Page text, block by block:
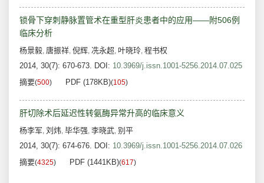
锁骨下穿刺静脉置管术在重型肝炎患者中的应用——附506例
临床分析
杨景毅, 唐振祥, 倪辉, 冼永超, 叶晓玲, 程书权
2014, 30(7): 670-673. DOI: 10.3969/j.issn.1001-5256.2014.07.025
摘要(500) PDF (178KB)(105)
肝切除术后延迟性转氨酶异常升高的临床意义
杨李军, 刘炜, 毕华强, 李晓武, 别平
2014, 30(7): 674-676. DOI: 10.3969/j.issn.1001-5256.2014.07.026
摘要(4325) PDF (1441KB)(617)